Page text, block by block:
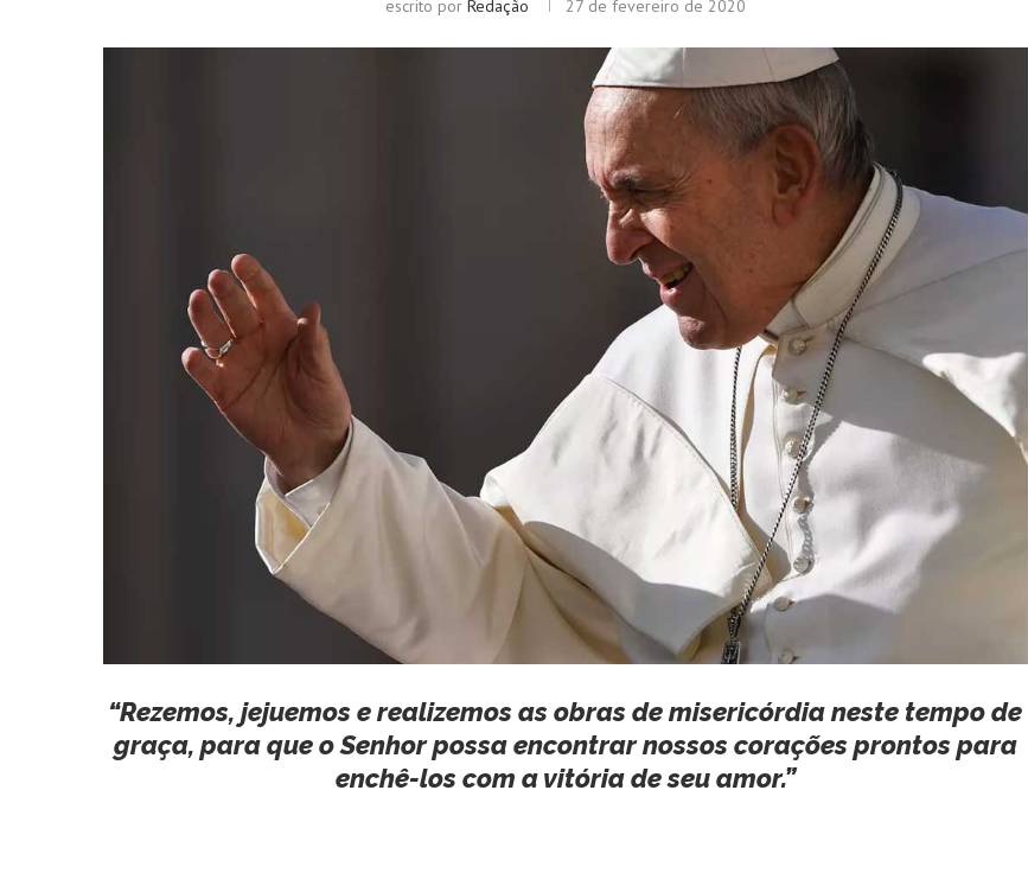
escrito por Redação 27 de fevereiro de 2020
“Rezemos, jejuemos e realizemos as obras de misericórdia neste tempo de
graça, para que o Senhor possa encontrar nossos corações prontos para
enchê-los com a vitória de seu amor.”